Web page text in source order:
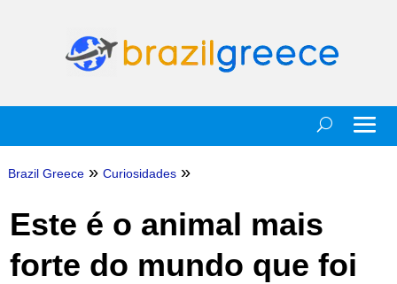
Brazil Greece » Curiosidades »
Este é o animal mais
forte do mundo que foi